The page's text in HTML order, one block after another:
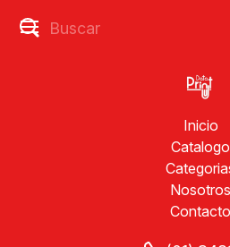
Inicio
Catalogo
Nosotros
Contacto